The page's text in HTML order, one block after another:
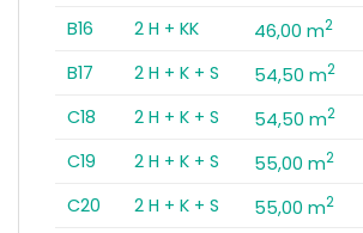
B16
2 H + KK 46,00 m2
B17
2 H + K + S 54,50 m2
C18
2 H + K + S 54,50 m2
C19
2 H + K + S 55,00 m2
C20
2 H + K + S 55,00 m2